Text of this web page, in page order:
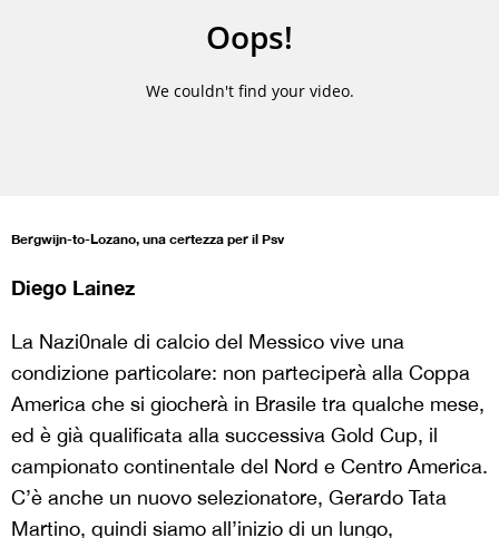
Bergwijn-to-Lozano, una certezza per il Psv
Diego Lainez
La Nazi0nale di calcio del Messico vive una
condizione particolare: non parteciperà alla Coppa
America che si giocherà in Brasile tra qualche mese,
ed è già qualificata alla successiva Gold Cup, il
campionato continentale del Nord e Centro America.
C’è anche un nuovo selezionatore, Gerardo Tata
Martino, quindi siamo all’inizio di un lungo,